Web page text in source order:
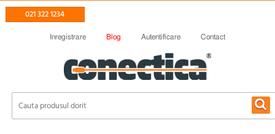
021 322 1234
Inregistrare Blog Autentificare Contact